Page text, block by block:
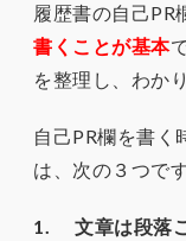
履歴書の自己PR
書くことが基本
を整理し、わか
自己PR欄を書く
は、次の３つです
1. 文章は段落